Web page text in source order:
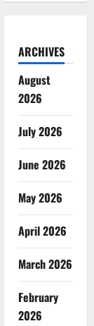
ARCHIVES
August
2026
July 2026
June 2026
May 2026
April 2026
March 2026
February
2026